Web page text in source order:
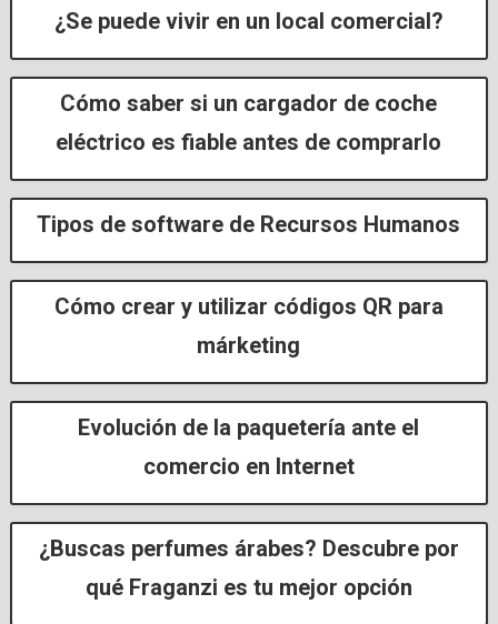
¿Se puede vivir en un local comercial?
Cómo saber si un cargador de coche
eléctrico es fiable antes de comprarlo
Tipos de software de Recursos Humanos
Cómo crear y utilizar códigos QR para
márketing
Evolución de la paquetería ante el
comercio en Internet
¿Buscas perfumes árabes? Descubre por
qué Fraganzi es tu mejor opción